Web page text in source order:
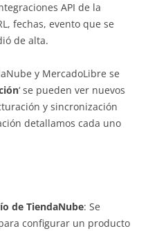
API de la
fechas, evento que se
de alta.
y MercadoLibre se
‘ se pueden ver nuevos
y sincronización
detallamos cada uno
de TiendaNube: Se
configurar un producto